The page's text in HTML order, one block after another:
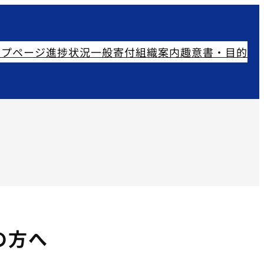
ページ進捗状況一般寄付組織案内趣意書・目的
方へ